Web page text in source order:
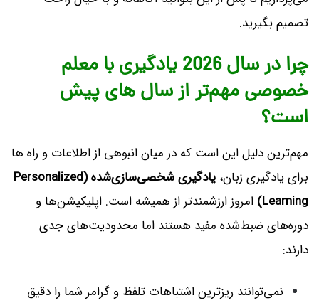
تصمیم بگیرید.
چرا در سال 2026 یادگیری با معلم
خصوصی مهم‌تر از سال های پیش
است؟
مهم‌ترین دلیل این است که در میان انبوهی از اطلاعات و راه ها
برای یادگیری زبان،
یادگیری شخصی‌سازی‌شده (Personalized
Learning) امروز ارزشمندتر از همیشه است. اپلیکیشن‌ها و
دوره‌های ضبط‌شده مفید هستند اما محدودیت‌های جدی
دارند:
نمی‌توانند ریزترین اشتباهات تلفظ و گرامر شما را دقیق